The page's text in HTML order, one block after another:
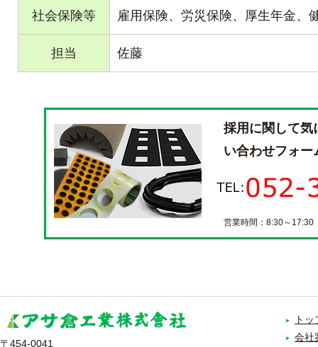
社会保険等 雇用保険、労災保険、厚生年金、
担当 佐藤
採用に関して気
い合わせフォー
営業時間：8:30～17:30
〒454-0041
トッ
会社